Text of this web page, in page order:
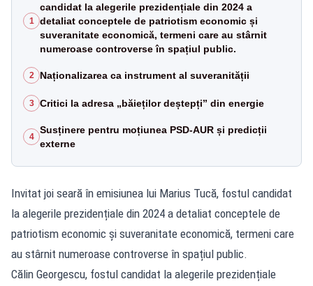
1
candidat la alegerile prezidențiale din 2024 a
detaliat conceptele de patriotism economic și
suveranitate economică, termeni care au stârnit
numeroase controverse în spațiul public.
2 Naționalizarea ca instrument al suveranității
3 Critici la adresa „băieților deștepți” din energie
4
Susținere pentru moțiunea PSD-AUR și predicții
externe
Invitat joi seară în emisiunea lui Marius Tucă, fostul candidat
la alegerile prezidențiale din 2024 a detaliat conceptele de
patriotism economic și suveranitate economică, termeni care
au stârnit numeroase controverse în spațiul public.
Călin Georgescu, fostul candidat la alegerile prezidențiale